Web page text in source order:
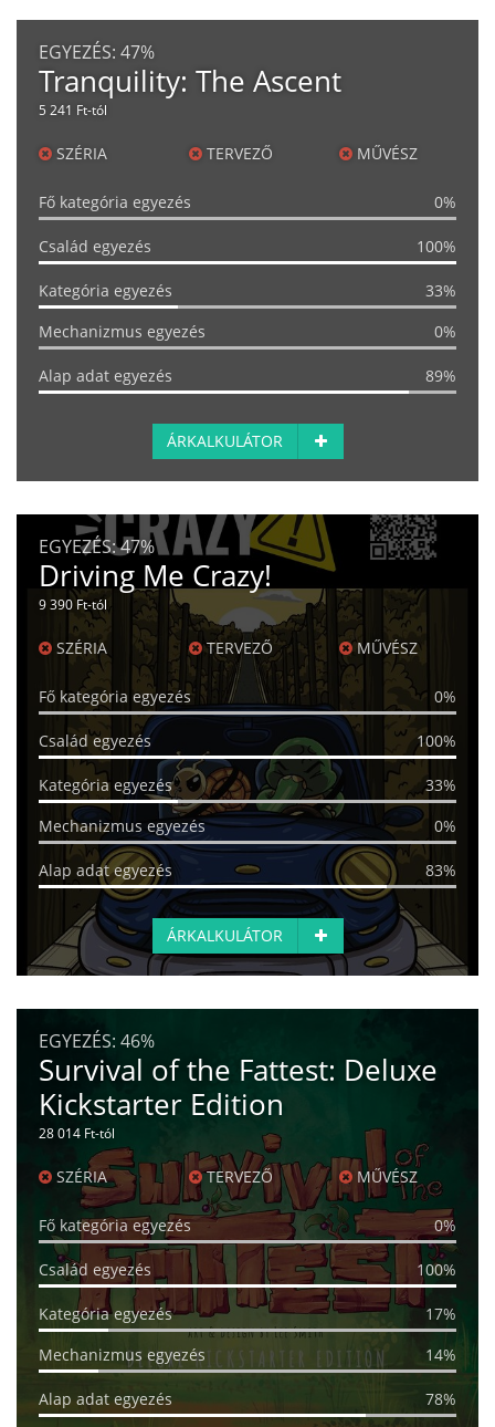
EGYEZÉS: 47%
Tranquility: The Ascent
5 241 Ft-tól
SZÉRIA TERVEZŐ MŰVÉSZ
Fő kategória egyezés 0%
Család egyezés 100%
Kategória egyezés
33%
Mechanizmus egyezés
0%
Alap adat egyezés 89%
ÁRKALKULÁTOR
EGYEZÉS:47%
Driving Me Crazy!
9 390 Ft-tól
SZÉRIA TERVEZŐ MŰVÉSZ
Fő kategória egyezés 0%
Család egyezés 100%
Kategória egyezés
33%
Mechanizmus egyezés
0%
Alap adat egyezés 83%
ÁRKALKULÁTOR
EGYEZÉS: 46%
Survival of the Fattest: Deluxe
Kickstarter Edition
28 014 Ft-tól
SZÉRIA TERVEZŐ MŰVÉSZ
Fő kategória egyezés 0%
Család egyezés 100%
Kategória egyezés
17%
Mechanizmus egyezés
14%
Alap adat egyezés 78%